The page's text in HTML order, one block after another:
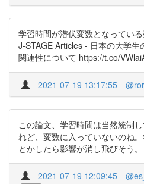
学習時間が潜伏変数となってい
J-STAGE Articles - 日本の大学生
関連性について https://t.co/
2021-07-19 13:17:55
この論文、学習時間は当然統制
れど、変数に入っていないのね
とかしたら影響が消し飛びそう
2021-07-19 12:09:45